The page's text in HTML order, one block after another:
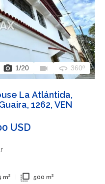
photo_camera 1/20 videocam 360 360º
La Atlántida,
1262, VEN
USD
m² flip_to_front 500 m²